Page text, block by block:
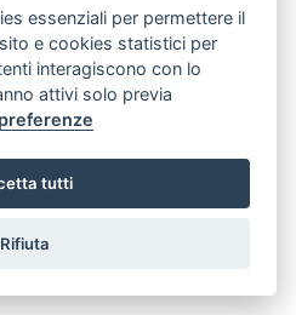
essenziali per permettere il
e cookies statistici per
interagiscono con lo
attivi solo previa
tutti
Rifiuta